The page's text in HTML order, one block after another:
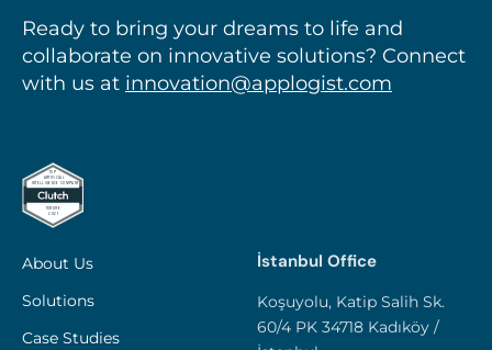
Ready to bring your dreams to life and
collaborate on innovative solutions? Connect
with us at innovation@applogist.com
About Us
Solutions
Case Studies
İstanbul Office
Koşuyolu, Katip Salih Sk.
60/4 PK 34718 Kadıköy /